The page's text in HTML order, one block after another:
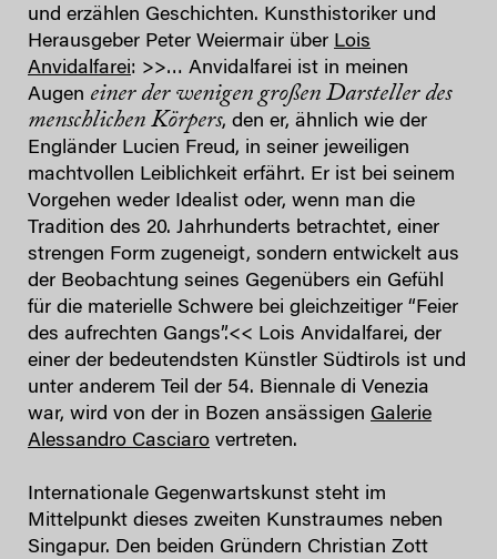
und erzählen Geschichten. Kunsthistoriker und
Herausgeber Peter Weiermair über Lois
Anvidalfarei: >>… Anvidalfarei ist in meinen
Augen einer der wenigen großen Darsteller des
menschlichen Körpers, den er, ähnlich wie der
Engländer Lucien Freud, in seiner jeweiligen
machtvollen Leiblichkeit erfährt. Er ist bei seinem
Vorgehen weder Idealist oder, wenn man die
Tradition des 20. Jahrhunderts betrachtet, einer
strengen Form zugeneigt, sondern entwickelt aus
der Beobachtung seines Gegenübers ein Gefühl
für die materielle Schwere bei gleichzeitiger “Feier
des aufrechten Gangs”.<< Lois Anvidalfarei, der
einer der bedeutendsten Künstler Südtirols ist und
unter anderem Teil der 54. Biennale di Venezia
war, wird von der in Bozen ansässigen Galerie
Alessandro Casciaro vertreten.
Internationale Gegenwartskunst steht im
Mittelpunkt dieses zweiten Kunstraumes neben
Singapur. Den beiden Gründern Christian Zott